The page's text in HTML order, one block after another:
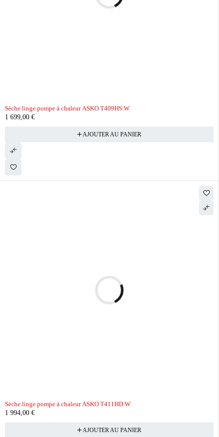
Sèche linge pompe à chaleur ASKO T409HS.W
1 699,00 €
AJOUTER AU PANIER
Sèche linge pompe à chaleur ASKO T411HD.W
1 994,00 €
AJOUTER AU PANIER